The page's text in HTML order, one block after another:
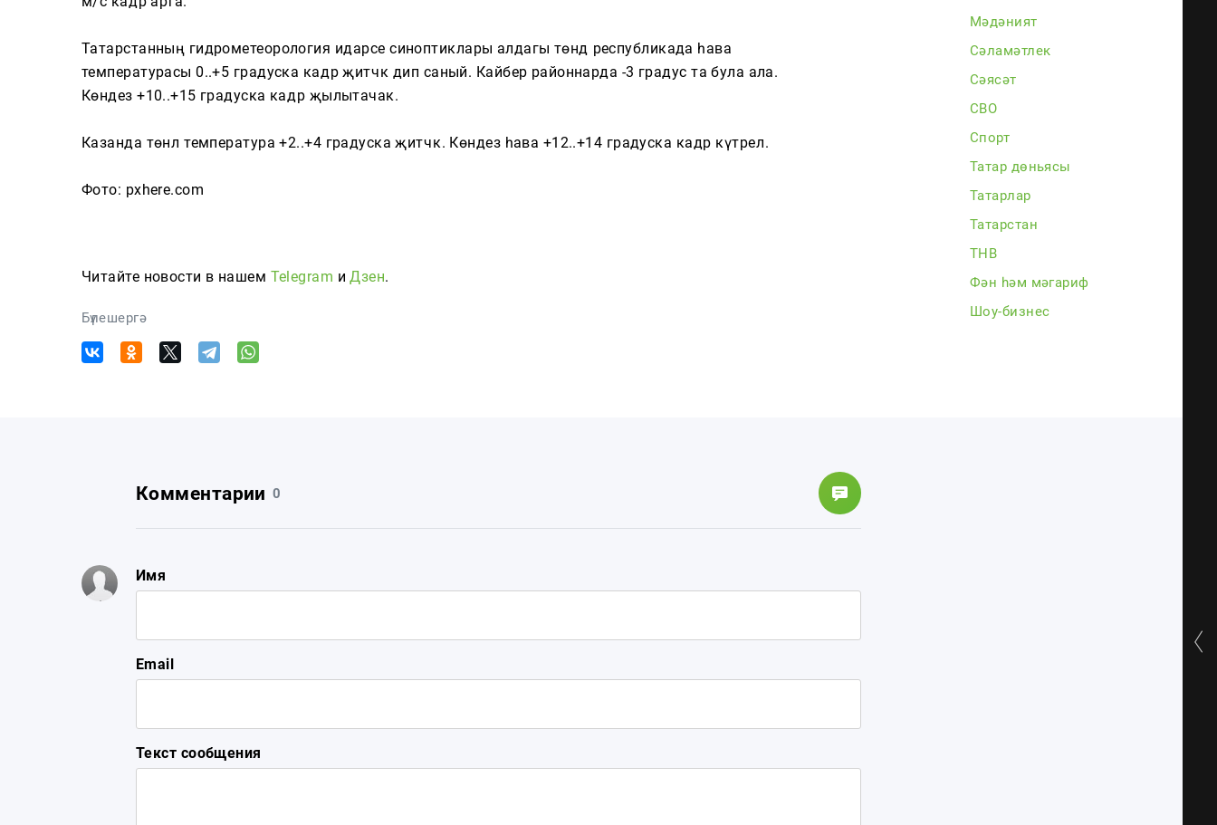
Мәкаләләр
Татарча өйрәнәбез
Котлауларга заказ
Татарстанның гидрометеорология идарәсе синоптиклары алдагы төндә республикада һава
температурасы 0..+5 градуска кадәр җитәчәк дип саный. Кайбер районнарда -3 градус та була ала.
Көндез +10..+15 градуска кадәр җылытачак.
Казанда төнлә температура +2..+4 градуска җитәчәк. Көндез һава +12..+14 градуска кадәр күтәрелә.
Фото: pxhere.com
Читайте новости в нашем Telegram иДзен.
Бүлешергә
Мәдәният
Сәламәтлек
Сәясәт
СВО
Спорт
Татар дөньясы
Татарлар
Татарстан
ТНВ
Фән һәм мәгариф
Шоу-бизнес
Комментарии 0
Имя
Email
Текст сообщения